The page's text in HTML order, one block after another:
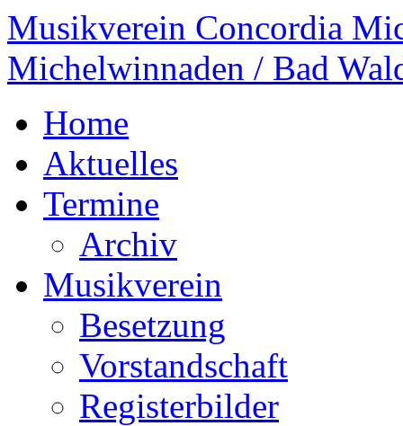
Musikverein Concordia
Michelwinnaden / Bad
Home
Aktuelles
Termine
Archiv
Musikverein
Besetzung
Vorstandschaft
Registerbilder